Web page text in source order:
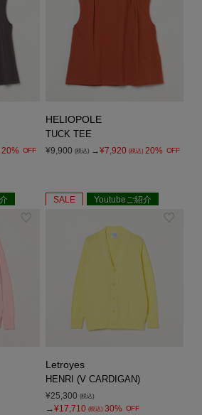
20% OFF
HELIOPOLE
TUCK TEE
¥9,900 (税込) →¥7,920 (税込) 20% OFF
SALE Youtubeご紹介
Letroyes
HENRI (V CARDIGAN)
¥25,300 (税込)
→¥17,710 (税込) 30% OFF